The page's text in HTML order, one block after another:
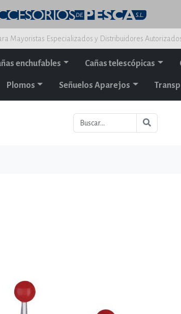
Mayoristas Especializados y Distribuidores
enchufables Cañas telescópicas
Plomos Señuelos Aparejos